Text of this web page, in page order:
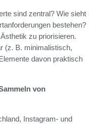
sind zentral? Wie sieht
bestehen?
zu priorisieren.
(z. B. minimalistisch,
davon praktisch
von
Instagram‑ und